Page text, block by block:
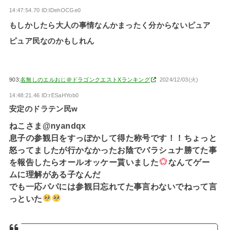
14:47:54.70 ID:lDehOCGe0
もしかしたら大人の事情なんかまったく分からないピュア
ピュア民なのかもしれん
903:名無しのエルおじ＠ドラゴンクエストXランキング 2024/12/03(火)
14:48:21.46 ID:rESaHYob0
安定のドラテン民w
ねこさま@nyandqx
息子の参観日をすっぽかして得た称号です！！ちょっと
怒ってましたが行かなかったお陰でバラシュナ勝てた事
を報告したらオールオッケー貰いました
なんてゲー
ムに理解がある子なんだ
でも一応パパには参観日忘れてた事言わないでねって言
っといた